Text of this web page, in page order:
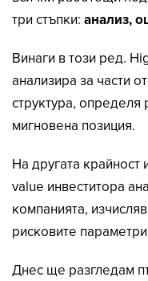
три стъпки: анализ,
Винаги в този ред.
анализира за части
структура,
мигновена позиция.
На другата
value инвеститора
компанията,
рисковите
Днес ще разгледам